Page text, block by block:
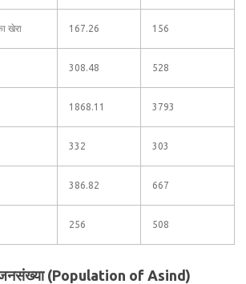
खेरा 167.26 156
308.48 528
1868.11 3793
332 303
386.82 667
256 508
जनसंख्या (Population of Asind)